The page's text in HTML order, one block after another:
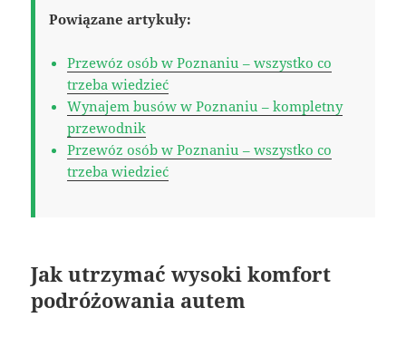
Powiązane artykuły:
Przewóz osób w Poznaniu – wszystko co
trzeba wiedzieć
Wynajem busów w Poznaniu – kompletny
przewodnik
Przewóz osób w Poznaniu – wszystko co
trzeba wiedzieć
Jak utrzymać wysoki komfort
podróżowania autem